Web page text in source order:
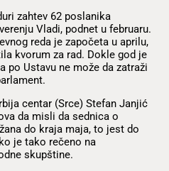
zahtev 62 poslanika
Vladi, podnet u februaru.
reda je započeta u aprilu,
kvorum za rad. Dokle god je
po Ustavu ne može da zatraži
centar (Srce) Stefan Janjić
da misli da sednica o
do kraja maja, to jest do
je tako rečeno na
skupštine.